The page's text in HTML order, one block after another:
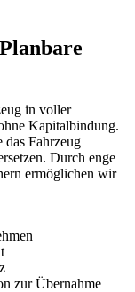
in voller
Kapitalbindung.
das Fahrzeug
Durch enge
ermöglichen wir
zur Übernahme